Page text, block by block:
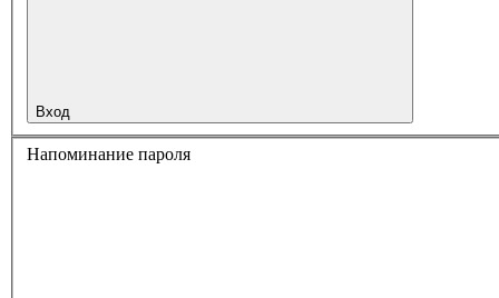
Вход
Напоминание пароля